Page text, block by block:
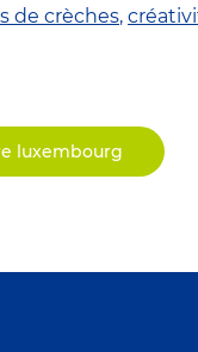
de crèches,
luxembourg